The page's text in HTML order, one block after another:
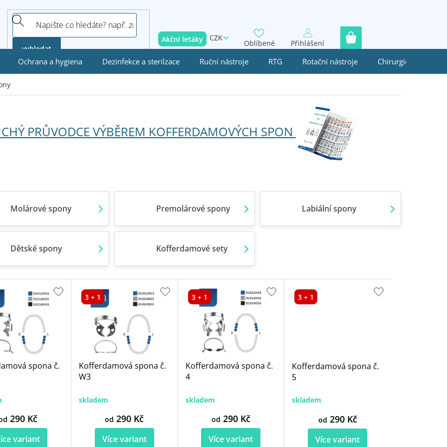
vyhledat
Akční letáky Oblíbené Přihlášení
CZK
Ochrana a hygiena Dezinfekce a sterilzace Ruční nástroje RTG Rotační nástroje Chirurgie
PRŮVODCE VÝBĚREM KOFFERDAMOVÝCH SPON
Molárové spony Premolárové spony Labiální spony
Dětské spony Kofferdamové sety
spona č.
290 Kč
variant
3 + 1
Kofferdamová spona č.
W3
skladem
od 290 Kč
Více variant
3 + 1
Kofferdamová spona č.
4
skladem
od 290 Kč
Více variant
3 + 1
Kofferdamová spona č.
5
skladem
od 290 Kč
Více variant